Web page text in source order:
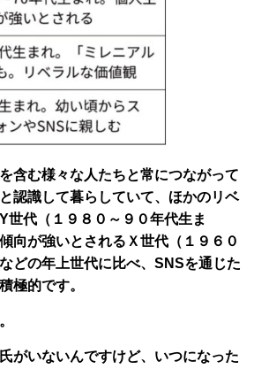
含む様々な人たちと常につながって
認識して暮らしていて、ほかのリベ
世代（１９８０～９０年代生ま
向が強いとされるＸ世代（１９６０
どの年上世代に比べ、SNSを通じた
極的です。
がいないんですけど、いつになった